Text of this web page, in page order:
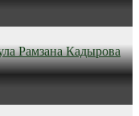
Рамзана Кадырова